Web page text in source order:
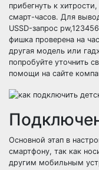
прибегнуть к
смарт-часов. Для
USSD-запрос
фишка проверена на
другая модель или
попробуйте уточнить
помощи на сайте
Основной этап в
смартфону, так как
другим мобильным